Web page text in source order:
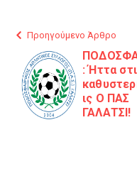
Προηγούμενο Άρθρο
: Ήττα
ις Ο ΠΑΣ
ΓΑΛΑΤΣΙ!